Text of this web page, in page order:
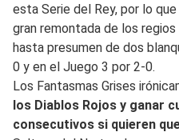
esta Serie del Rey, por lo
gran remontada de los
hasta presumen de dos
0 y en el Juego 3 por 2-0.
Los Fantasmas Grises
los Diablos Rojos y ganar
consecutivos si quieren